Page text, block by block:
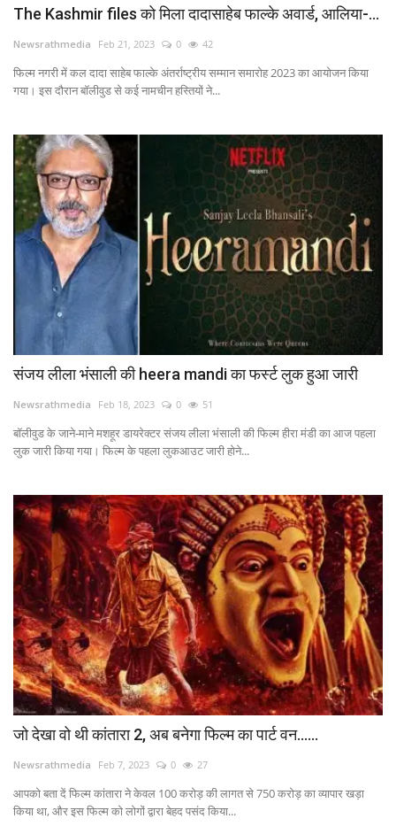
The Kashmir files को मिला दादासाहेब फाल्के अवार्ड, आलिया-...
Newsrathmedia Feb 21, 2023 0 42
फिल्म नगरी में कल दादा साहेब फाल्के अंतर्राष्ट्रीय सम्मान समारोह 2023 का आयोजन किया
गया। इस दौरान बॉलीवुड से कई नामचीन हस्तियों ने...
संजय लीला भंसाली की heera mandi का फर्स्ट लुक हुआ जारी
Newsrathmedia Feb 18, 2023 0 51
बॉलीवुड के जाने-माने मशहूर डायरेक्टर संजय लीला भंसाली की फिल्म हीरा मंडी का आज पहला
लुक जारी किया गया। फिल्म के पहला लुकआउट जारी होने...
जो देखा वो थी कांतारा 2, अब बनेगा फिल्म का पार्ट वन......
Newsrathmedia Feb 7, 2023 0 27
आपको बता दें फिल्म कांतारा ने केवल 100 करोड़ की लागत से 750 करोड़ का व्यापार खड़ा
किया था, और इस फिल्म को लोगों द्वारा बेहद पसंद किया...